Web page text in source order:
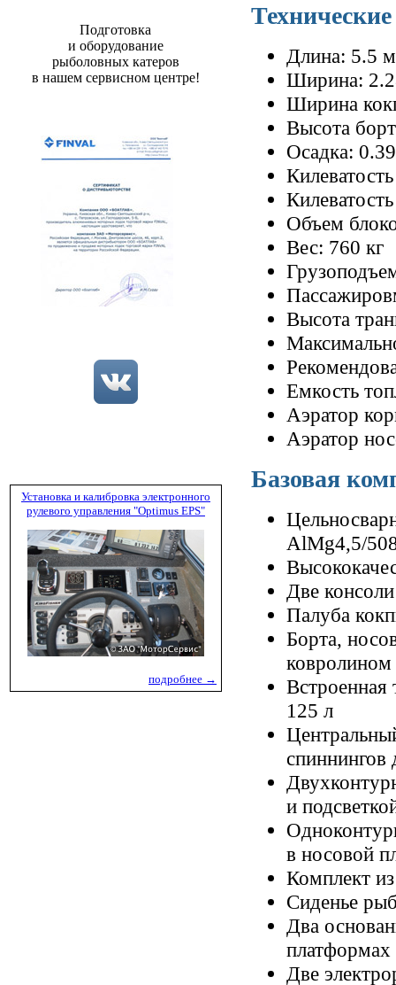
Подготовка
и оборудование
рыболовных катеров
в нашем сервисном центре!
Установка и калибровка электронного
рулевого управления "Optimus EPS"
подробнее →
Длина: 5.5 м
Ширина:
Ширина
Высота
Осадка:
Объем
Вес: 760 кг
Высота
Емкость
Аэратор
Аэратор
Базовая
AlMg4,5/
Две
Палуба
Борта,
125 л
и
в носовой
Комплект
Сиденье
Два
платформах
Две